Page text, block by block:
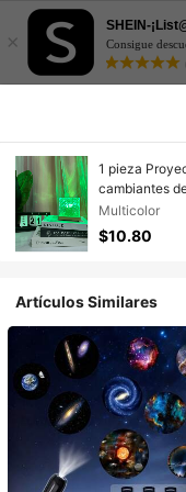
×
SHEIN-
Consigue
1 pieza
cambiantes
moderna
romántica y
luz nocturna
Multicolor
$10.80
Artículos Similares